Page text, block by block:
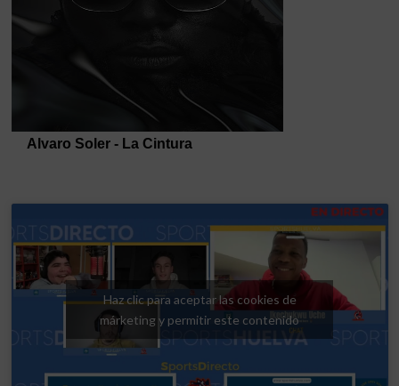
Haz clic para aceptar las cookies de
márketing y permitir este contenido